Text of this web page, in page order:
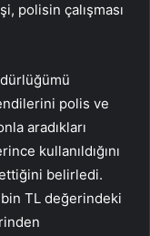
polisin çalışması
polis ve
aradıkları
kullanıldığını
belirledi.
TL değerindeki